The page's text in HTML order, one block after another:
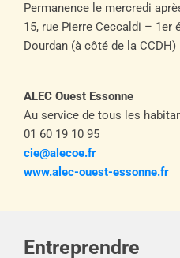
Permanence le mercredi
15, rue Pierre Ceccaldi – 1er
Dourdan (à côté de la CCDH)
ALEC Ouest Essonne
Au service de tous les
01 60 19 10 95
cie@alecoe.fr
www.alec-ouest-essonne.fr
Entreprendre